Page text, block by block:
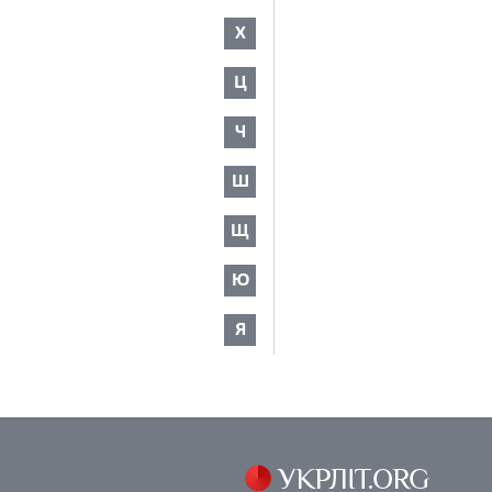
Х
Ц
Ч
Ш
Щ
Ю
Я